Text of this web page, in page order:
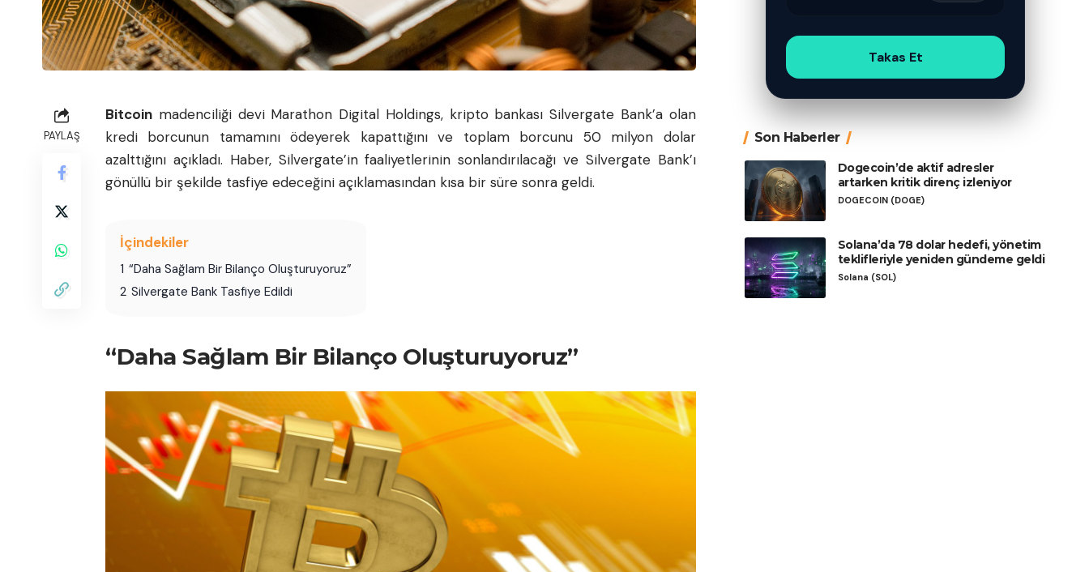
PAYLAŞ
Bitcoin madenciliği devi Marathon Digital Holdings, kripto bankası Silvergate Bank’a olan
kredi borcunun tamamını ödeyerek kapattığını ve toplam borcunu 50 milyon dolar
azalttığını açıkladı. Haber, Silvergate’in faaliyetlerinin sonlandırılacağı ve Silvergate Bank’ı
gönüllü bir şekilde tasfiye edeceğini açıklamasından kısa bir süre sonra geldi.
İçindekiler
1 “Daha Sağlam Bir Bilanço Oluşturuyoruz”
2 Silvergate Bank Tasfiye Edildi
“Daha Sağlam Bir Bilanço Oluşturuyoruz”
Takas Et
Son Haberler
Dogecoin’de aktif adresler
artarken kritik direnç izleniyor
DOGECOIN (DOGE)
Solana’da 78 dolar hedefi, yönetim
teklifleriyle yeniden gündeme geldi
Solana (SOL)